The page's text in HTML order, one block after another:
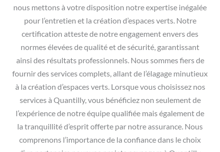
nous mettons à votre disposition notre expertise inégalée
pour l’entretien et la création d’espaces verts. Notre
certification atteste de notre engagement envers des
normes élevées de qualité et de sécurité, garantissant
ainsi des résultats professionnels. Nous sommes fiers de
fournir des services complets, allant de l’élagage minutieux
à la création d’espaces verts. Lorsque vous choisissez nos
services à Quantilly, vous bénéficiez non seulement de
l’expérience de notre équipe qualifiée mais également de
la tranquillité d’esprit offerte par notre assurance. Nous
comprenons l’importance de la confiance dans le choix